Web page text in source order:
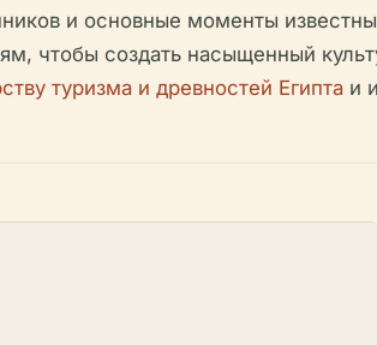
и основные моменты
чтобы создать насыщенный
туризма и древностей Египта и